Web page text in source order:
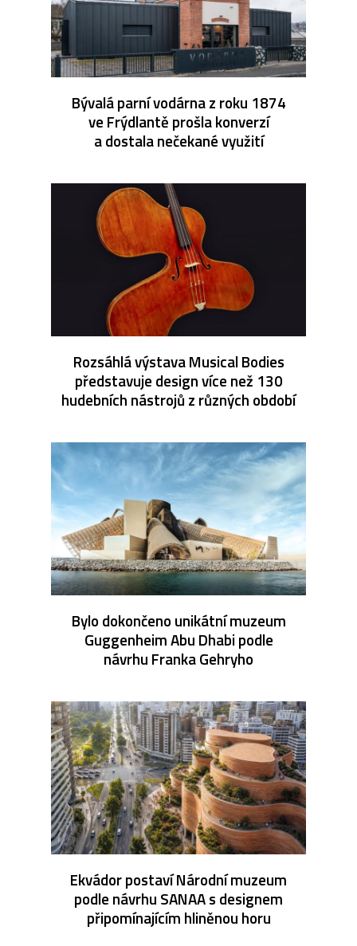
Bývalá parní vodárna z roku 1874
ve Frýdlantě prošla konverzí
a dostala nečekané využití
Rozsáhlá výstava Musical Bodies
představuje design více než 130
hudebních nástrojů z různých období
Bylo dokončeno unikátní muzeum
Guggenheim Abu Dhabi podle
návrhu Franka Gehryho
Ekvádor postaví Národní muzeum
podle návrhu SANAA s designem
připomínajícím hliněnou horu